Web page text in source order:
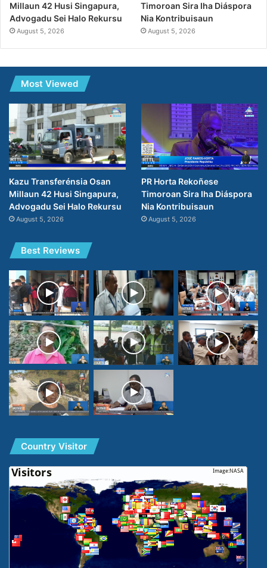
Millaun 42 Husi Singapura,
Advogadu Sei Halo Rekursu
August 5, 2026
Timoroan Sira Iha Diáspora
Nia Kontribuisaun
August 5, 2026
Most Viewed
Kazu Transferénsia Osan
Millaun 42 Husi Singapura,
Advogadu Sei Halo Rekursu
August 5, 2026
PR Horta Rekoñese
Timoroan Sira Iha Diáspora
Nia Kontribuisaun
August 5, 2026
Best Reviews
Country Visitor